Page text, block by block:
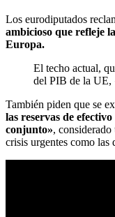
Los eurodiputados
ambicioso que refleje
Europa.
El techo actual,
del PIB de la UE,
También piden que se
las reservas de
conjunto»,
crisis urgentes como las
«En el
defensa el 1,2%,
subrayó
una estrategia